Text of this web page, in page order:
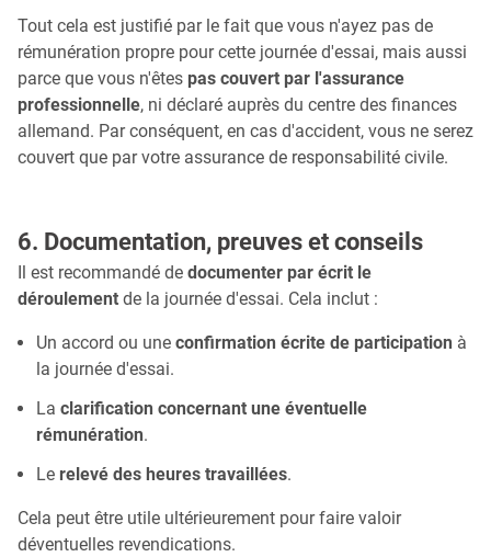
Tout cela est justifié par le fait que vous n'ayez pas de
rémunération propre pour cette journée d'essai, mais aussi
parce que vous n'êtes pas couvert par l'assurance
professionnelle, ni déclaré auprès du centre des finances
allemand. Par conséquent, en cas d'accident, vous ne serez
couvert que par votre assurance de responsabilité civile.
6. Documentation, preuves et conseils
Il est recommandé de documenter par écrit le
déroulement de la journée d'essai. Cela inclut :
Un accord ou une confirmation écrite de participation à
la journée d'essai.
La clarification concernant une éventuelle
rémunération.
Le relevé des heures travaillées.
Cela peut être utile ultérieurement pour faire valoir
déventuelles revendications.